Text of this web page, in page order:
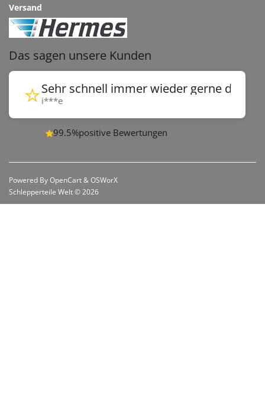
Versand
Das sagen unsere Kunden
⭐Sehr schnell immer wieder gerne danke
i***e
99.5%positive Bewertungen
Powered ByOpenCart&OSWorX
Schlepperteile Welt © 2026